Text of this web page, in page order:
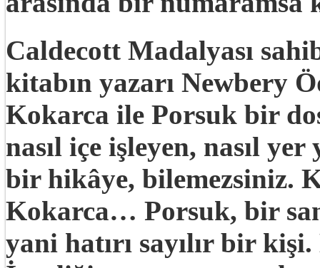
Caldecott Madalyası
kitabın yazarı Newbery
Kokarca ile Porsuk bir
nasıl içe işleyen, nasıl
bir hikâye, bilemezsiniz.
Kokarca… Porsuk, bir
yani hatırı sayılır bir